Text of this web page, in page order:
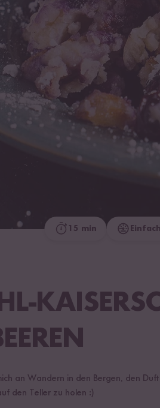
15 min Einfach
an Wandern in den Bergen, den
den Teller zu holen :)